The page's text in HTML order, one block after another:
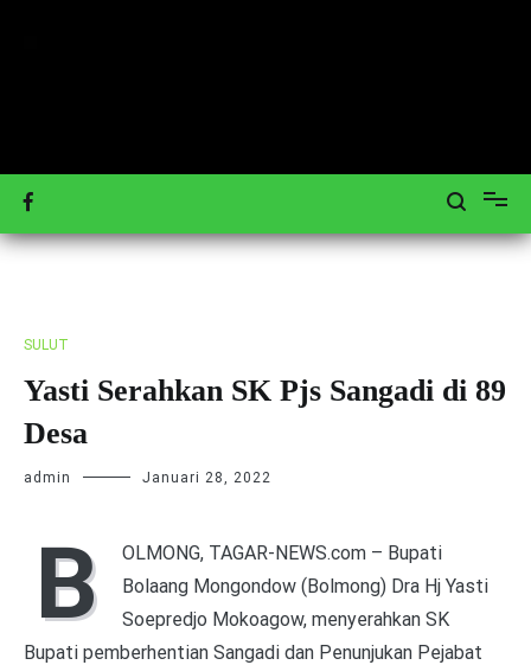
Tagar-News.com
Mengulas Peristiwa Teraktual
SULUT
Yasti Serahkan SK Pjs Sangadi di 89
Desa
admin Januari 28, 2022
B
OLMONG, TAGAR-NEWS.com – Bupati
Bolaang Mongondow (Bolmong) Dra Hj Yasti
Soepredjo Mokoagow, menyerahkan SK
Bupati pemberhentian Sangadi dan Penunjukan Pejabat